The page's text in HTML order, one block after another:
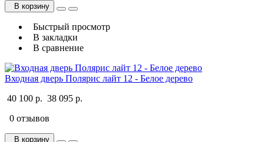
В корзину
Быстрый просмотр
В закладки
В сравнение
Входная дверь Полярис лайт 12 - Белое дерево
40 100 р. 38 095 р.
0 отзывов
В корзину